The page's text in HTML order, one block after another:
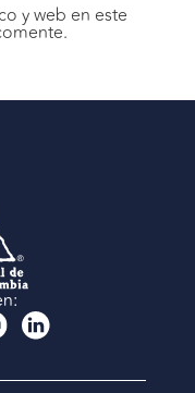
y web en este